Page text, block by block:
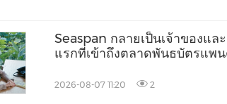
Seaspan กลายเป็นเจ้าของแล
แรกที่เข้าถึงตลาดพันธบัตรแพ
2026-08-07 11:20 2